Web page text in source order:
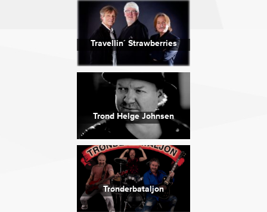
Travellin´ Strawberries
Trond Helge Johnsen
Trønderbataljon